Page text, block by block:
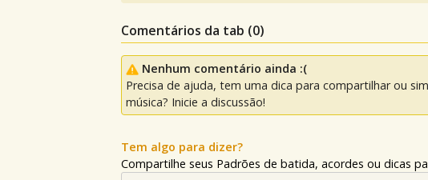
Comentários da tab (0)
Nenhum comentário ainda :(
Precisa de ajuda, tem uma dica para compartilhar ou
música? Inicie a discussão!
Tem algo para dizer?
Compartilhe seus Padrões de batida, acordes ou dicas